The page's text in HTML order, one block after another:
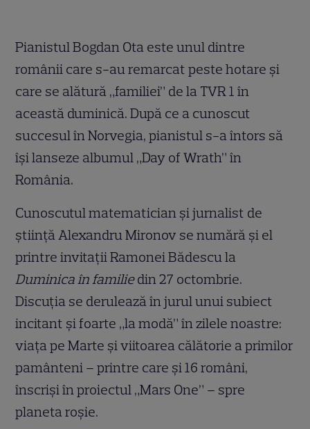
Pianistul Bogdan Ota este unul dintre
românii care s-au remarcat peste hotare şi
care se alătură „familiei” de la TVR 1 în
această duminică. După ce a cunoscut
succesul în Norvegia, pianistul s-a întors să
îşi lanseze albumul „Day of Wrath” în
România.
Cunoscutul matematician şi jurnalist de
ştiinţă Alexandru Mironov se numără şi el
printre invitaţii Ramonei Bădescu la
Duminica în familiedin 27 octombrie.
Discuţia se derulează în jurul unui subiect
incitant şi foarte „la modă” în zilele noastre:
viaţa pe Marte şi viitoarea călătorie a primilor
pamânteni – printre care şi 16 români,
înscrişi în proiectul „Mars One” – spre
planeta roşie.